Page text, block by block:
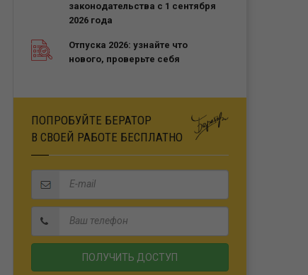
законодательства с 1 сентября
2026 года
Отпуска 2026: узнайте что
нового, проверьте себя
ПОПРОБУЙТЕ БЕРАТОР
В СВОЕЙ РАБОТЕ БЕСПЛАТНО